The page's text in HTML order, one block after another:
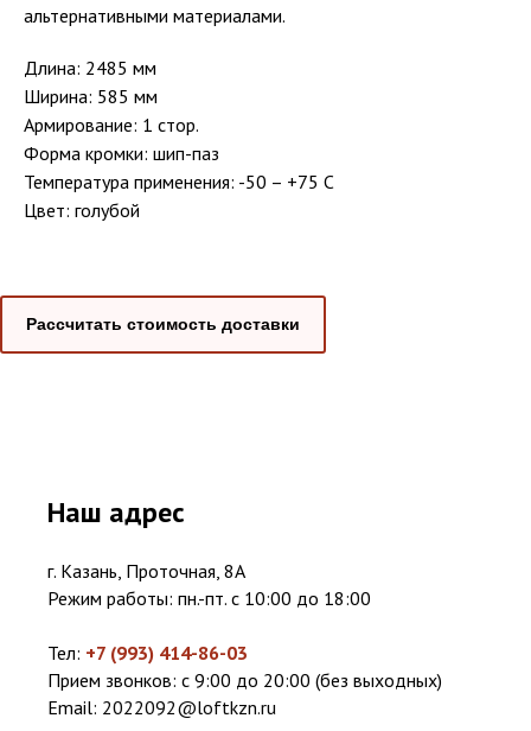
альтернативными материалами.
Длина: 2485 мм
Ширина: 585 мм
Армирование: 1 стор.
Форма кромки: шип-паз
Температура применения: -50 – +75 C
Цвет: голубой
Рассчитать стоимость доставки
Наш адрес
г. Казань, Проточная, 8А
Режим работы: пн.-пт. с 10:00 до 18:00
Тел: +7 (993) 414-86-03
Прием звонков: с 9:00 до 20:00 (без выходных)
Email: 2022092@loftkzn.ru